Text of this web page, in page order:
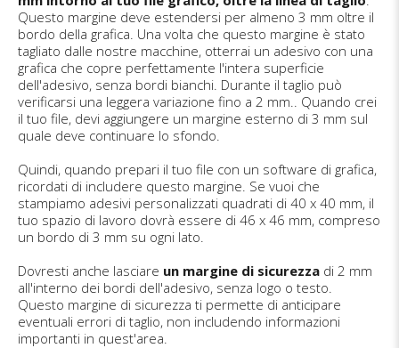
Questo margine deve estendersi per almeno 3 mm oltre il
bordo della grafica. Una volta che questo margine è stato
tagliato dalle nostre macchine, otterrai un adesivo con una
grafica che copre perfettamente l'intera superficie
dell'adesivo, senza bordi bianchi. Durante il taglio può
verificarsi una leggera variazione fino a 2 mm.. Quando crei
il tuo file, devi aggiungere un margine esterno di 3 mm sul
quale deve continuare lo sfondo.
Quindi, quando prepari il tuo file con un software di grafica,
ricordati di includere questo margine. Se vuoi che
stampiamo adesivi personalizzati quadrati di 40 x 40 mm, il
tuo spazio di lavoro dovrà essere di 46 x 46 mm, compreso
un bordo di 3 mm su ogni lato.
Dovresti anche lasciare un margine di sicurezza di 2 mm
all'interno dei bordi dell'adesivo, senza logo o testo.
Questo margine di sicurezza ti permette di anticipare
eventuali errori di taglio, non includendo informazioni
importanti in quest'area.